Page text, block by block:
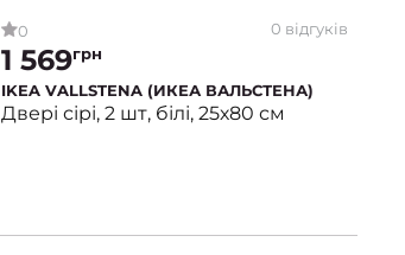
0 0 відгуків
1 569грн
IKEA VALLSTENA (ИКЕА ВАЛЬСТЕНА)
Двері сірі, 2 шт, білі, 25х80 см